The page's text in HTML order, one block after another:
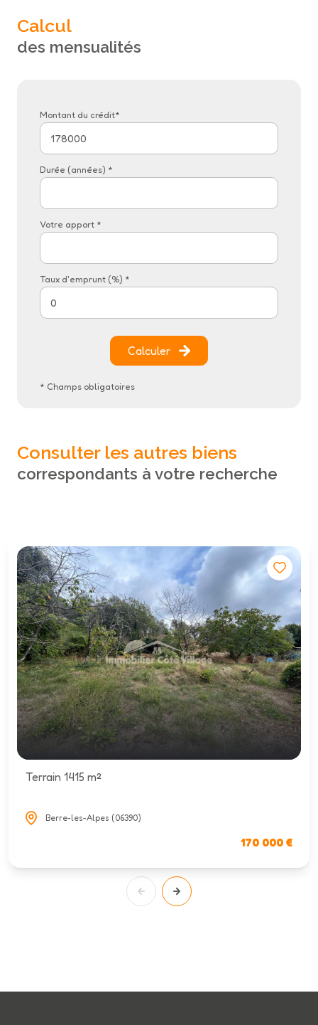
Calcul
des mensualités
Montant du crédit*
Durée (années) *
Votre apport *
Taux d'emprunt (%) *
Calculer
* Champs obligatoires
Consulter les autres biens
correspondants à votre recherche
Terrain 1415 m²
Berre-les-Alpes (06390)
170 000 €